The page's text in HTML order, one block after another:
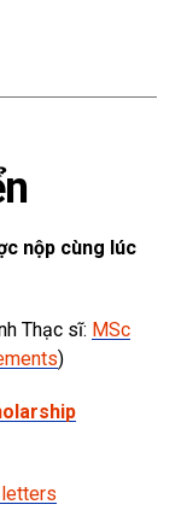
nộp cùng lúc
Thạc sĩ: MSc
)